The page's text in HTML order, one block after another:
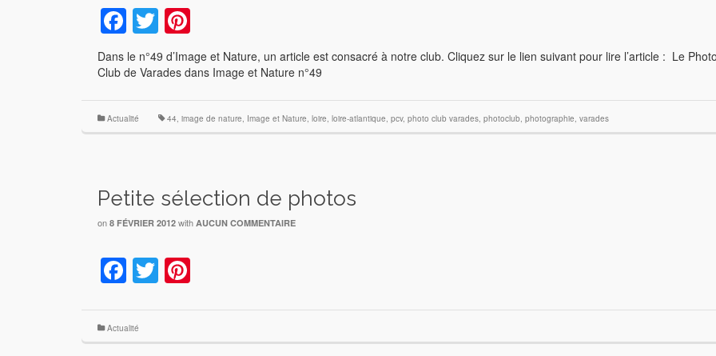
Facebook
Twitter
Dans le n°49 d’Image et Nature, un article est consacré à notre club. Cliquez sur le lien suivant pour lire l’article : Le
Club de Varades dans Image et Nature n°49
Actualité 44, image de nature, Image et Nature, loire, loire-atlantique, pcv, photo club varades, photoclub, photographie, varades
Petite sélection de photos
on 8 FÉVRIER 2012 with AUCUN COMMENTAIRE
Facebook
Twitter
Actualité